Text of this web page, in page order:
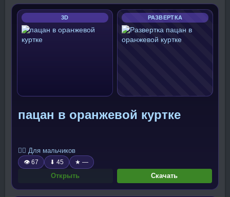
3D РАЗВЕРТКА
пацан в оранжевой куртке
🧍‍♂️ Для мальчиков
👁 67 ⬇ 45 ★ —
Открыть Скачать